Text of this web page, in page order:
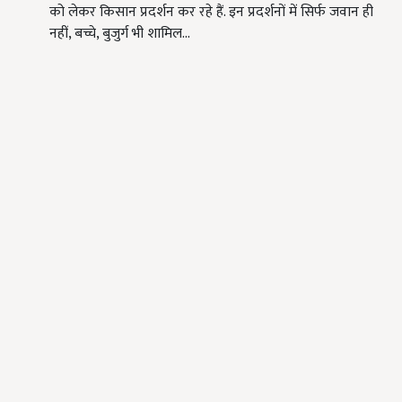
को लेकर किसान प्रदर्शन कर रहे हैं. इन प्रदर्शनों में सिर्फ जवान ही
नहीं, बच्चे, बुजुर्ग भी शामिल…